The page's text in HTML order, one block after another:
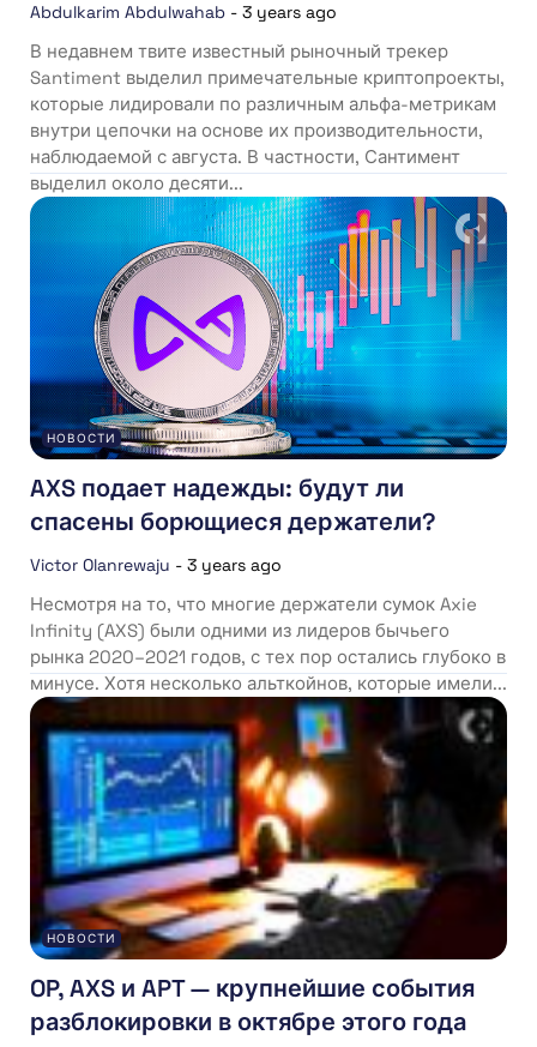
Abdulkarim Abdulwahab - 3 years ago
В недавнем твите известный рыночный трекер
Santiment выделил примечательные криптопроекты,
которые лидировали по различным альфа-метрикам
внутри цепочки на основе их производительности,
наблюдаемой с августа. В частности, Сантимент
выделил около десяти...
НОВОСТИ
AXS подает надежды: будут ли
спасены борющиеся держатели?
Victor Olanrewaju - 3 years ago
Несмотря на то, что многие держатели сумок Axie
Infinity (AXS) были одними из лидеров бычьего
рынка 2020–2021 годов, с тех пор остались глубоко в
минусе. Хотя несколько альткойнов, которые имели...
НОВОСТИ
OP, AXS и APT — крупнейшие события
разблокировки в октябре этого года